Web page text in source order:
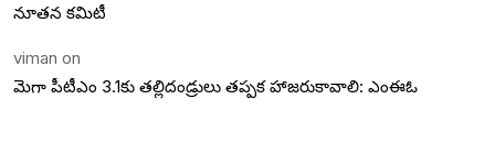
నూతన కమిటీ
viman on
మెగా పీటీఎం 3.1కు తల్లిదండ్రులు తప్పక హాజరుకావాలి: ఎంఈఓ